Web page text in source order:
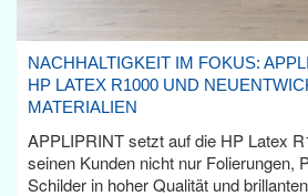
NACHHALTIGKEIT IM FOKUS:
HP LATEX R1000 UND
MATERIALIEN
APPLIPRINT setzt auf die HP Latex
seinen Kunden nicht nur Folierungen,
Schilder in hoher Qualität und